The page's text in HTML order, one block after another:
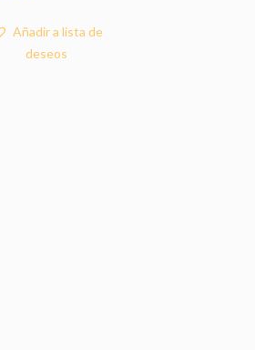
Añadir a lista de
deseos